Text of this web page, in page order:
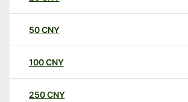
50CNY
100CNY
250CNY